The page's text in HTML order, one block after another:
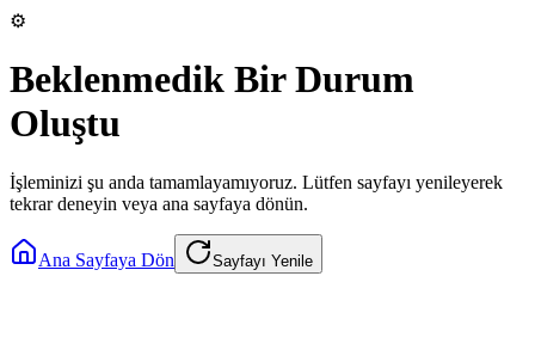
⚙️
Beklenmedik Bir Durum
Oluştu
İşleminizi şu anda tamamlayamıyoruz. Lütfen sayfayı yenileyerek
tekrar deneyin veya ana sayfaya dönün.
Ana Sayfaya Dön Sayfayı Yenile